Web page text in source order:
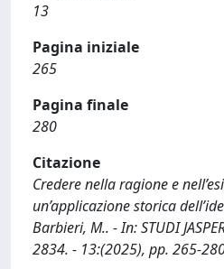
13
Pagina iniziale
265
Pagina finale
280
Citazione
Credere nella ragione e
un’applicazione storica
Barbieri, M.. - In: STUDI
2834. - 13:(2025), pp. 265-